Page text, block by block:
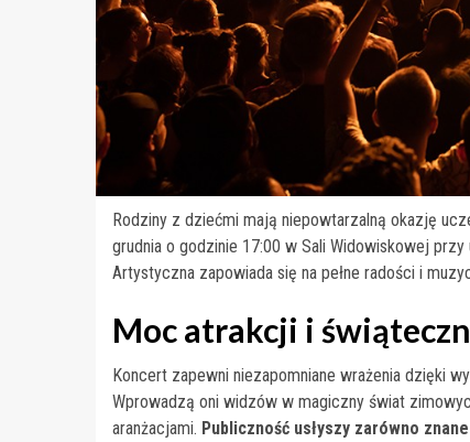
Rodziny z dziećmi mają niepowtarzalną okazję
grudnia o godzinie 17:00 w Sali Widowiskowej
Artystyczna zapowiada się na pełne radości i
Moc atrakcji i
Koncert zapewni niezapomniane wrażenia dzięki
Wprowadzą oni widzów w magiczny świat
aranżacjami. Publiczność usłyszy zarówno